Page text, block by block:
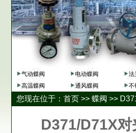
气动蝶阀 电动蝶阀 法
高温蝶阀
通风蝶阀 不
您现在位于： 首页 >> 蝶阀 >>
D371/D71X